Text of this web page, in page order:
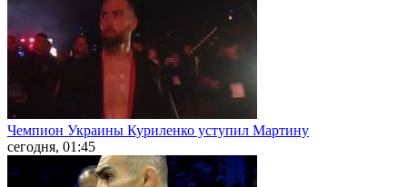
Чемпион Украины Куриленко уступил Мартину
сегодня, 01:45